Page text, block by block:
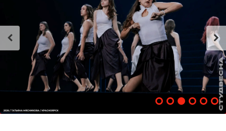
Сведения об
образовательной
организации
ENG SPN CHI